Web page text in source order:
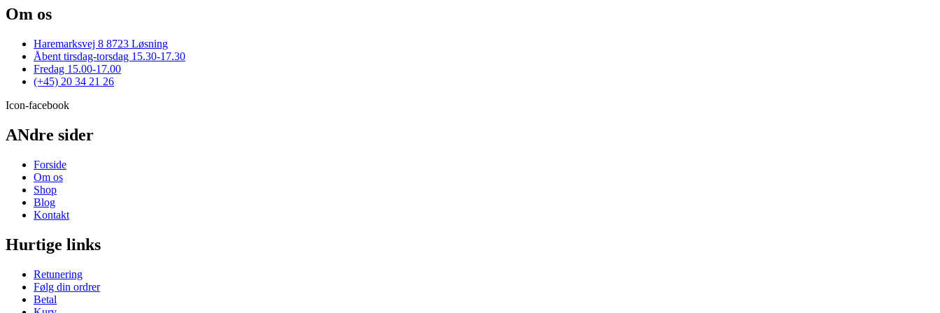
Mulighederne
kan
Om os
Haremarksvej 8 8723 Løsning
Åbent tirsdag-torsdag 15.30-17.30
Fredag 15.00-17.00
(+45) 20 34 21 26
Icon-facebook
ANdre sider
Forside
Om os
Shop
Blog
Kontakt
Hurtige links
Retunering
Følg din ordrer
Betal